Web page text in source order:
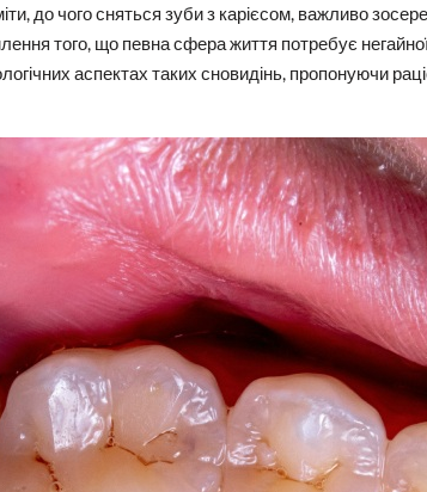
до чого сняться зуби з карієсом, важливо
того, що певна сфера життя потребує
аспектах таких сновидінь, пропонуючи